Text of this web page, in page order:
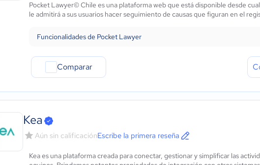
Pocket Lawyer© Chile es una plataforma web que está disponible desde
le admitirá a sus usuarios hacer seguimiento de causas que figuran en el
Funcionalidades de Pocket Lawyer
Comparar
Kea
Aún sin calificaciónEscribe la primera reseña
Kea es una plataforma creada para conectar, gestionar y simplificar las